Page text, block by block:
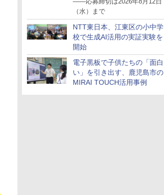
（水）まで
NTT東日本、江東区の小中学
校で生成AI活用の実証実験を
開始
電子黒板で子供たちの「面白
い」を引き出す、鹿児島市の
MIRAI TOUCH活用事例